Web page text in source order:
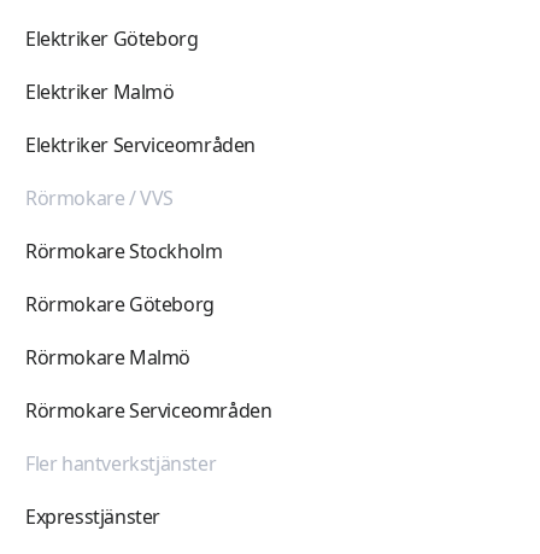
Elektriker Göteborg
Elektriker Malmö
Elektriker Serviceområden
Rörmokare / VVS
Rörmokare Stockholm
Rörmokare Göteborg
Rörmokare Malmö
Rörmokare Serviceområden
Fler hantverkstjänster
Expresstjänster